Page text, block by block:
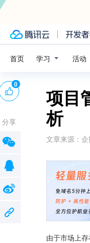
首页 学习 活动
项目
析
文章来源：
由于市场上
0
分享